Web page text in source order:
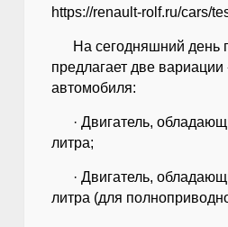
https://renault-rolf.ru/cars/
На сегодняшний день
предлагает две вариации
автомобиля:
· Двигатель,
литра;
· Двигатель,
литра (для